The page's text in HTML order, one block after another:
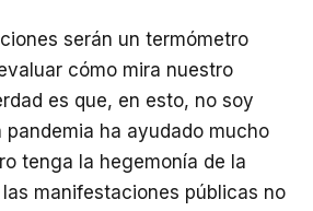
serán un termómetro
cómo mira nuestro
es que, en esto, no soy
pandemia ha ayudado mucho
tenga la hegemonía de la
manifestaciones públicas no